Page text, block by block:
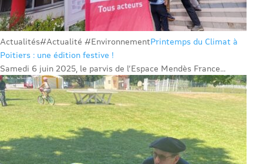
Actualités#Actualité #EnvironnementPrintemps du Climat à
Poitiers : une édition festive !
Samedi 6 juin 2025, le parvis de l’Espace Mendès France...